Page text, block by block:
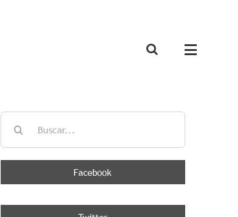
Buscar:
Facebook